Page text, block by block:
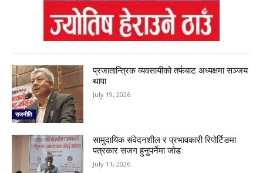
राजनीति
प्रजातान्त्रिक व्यवसायीको तर्फबाट अध्यक्षमा सञ्जय
थापा
July 19, 2026
सामुदायिक संवेदनशील र प्रभावकारी रिपोर्टिङमा
पत्रकार सजग हुनुपर्नेमा जोड
July 11, 2026